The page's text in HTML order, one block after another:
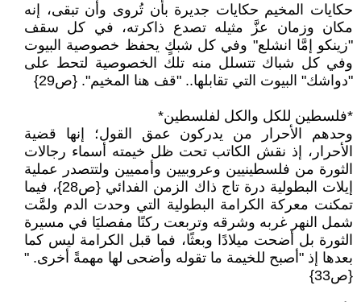
حكايات المخيم حكايات جديرة بأن تُروى وأن تبقى، إنه
مكان وزمان عزَّ مثيله تصدع ذاكرته، في كل سقف
"زينكو إمَّا انشلع" وفي كل شبكٍ يحفظ خصوصية البيوت
وفي كل شباك تتسلل منه تلك الخصوصية لتحط على
"دواشك" البيوت التي تقابلها.. "قف هنا المخيم". {ص29}
*فلسطين للكل والكل لفلسطين*
وحدهم الأحرار من يدركون عمق القول؛ إنها قضية
الأحرار، إذ نقش الكاتب تحت ظل خيمته أسماء رجالات
الثورة من فلسطينيين وعروبيين وأمميين ولتتصدر عملية
إيلات البطولية درة تاج ذاك الزمن الفدائي {ص28}، فيما
تمكنت معركة الكرامة البطولية التي وحدت الدم ولمَّت
شمل النهر غربه وشرقه وتربعت ركنًا مفصليَا في مسيرة
الثورة بل أضحت ميلادًا وبعثًا، فما قبل الكرامة ليس كما
بعدها إذ "أصبح للخيمة ما تقوله وأضحى لها مهمةً أخرى. "
{ص33}